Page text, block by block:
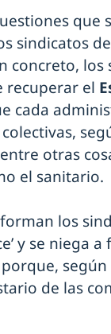
que
sindicatos
concreto,
recuperar el
cada
otras
el sanitario.
los
y se niega
de las